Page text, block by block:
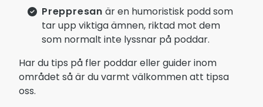
Preppresan är en humoristisk podd som
tar upp viktiga ämnen, riktad mot dem
som normalt inte lyssnar på poddar.
Har du tips på fler poddar eller guider inom
området så är du varmt välkommen att tipsa
oss.